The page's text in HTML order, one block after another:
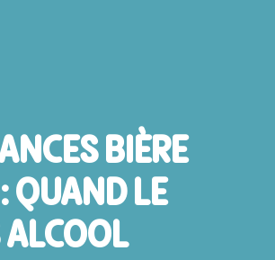
BIÈRE
QUAND LE